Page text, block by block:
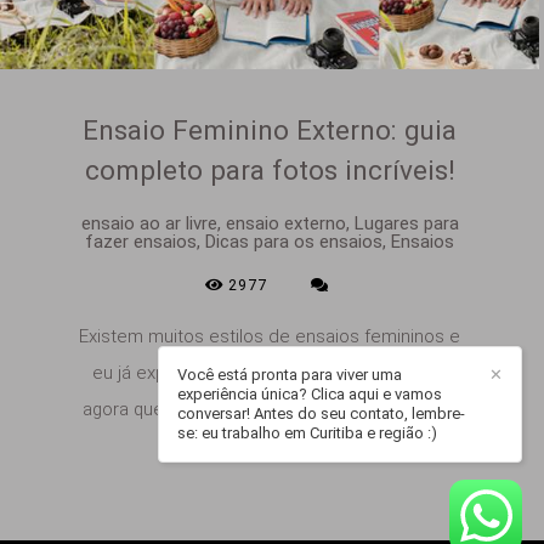
Ensaio Feminino Externo: guia
completo para fotos incríveis!
ensaio ao ar livre, ensaio externo, Lugares para
fazer ensaios, Dicas para os ensaios, Ensaios
2977
Existem muitos estilos de ensaios femininos e
eu já expliquei sobre eles aqui no blog, mas
agora quero falar sobre o estilo que é um dos
preferidos das...
✕
Você está pronta para viver uma
experiência única? Clica aqui e vamos
conversar! Antes do seu contato, lembre-
se: eu trabalho em Curitiba e região :)